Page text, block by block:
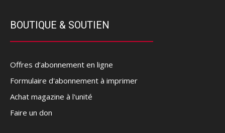
BOUTIQUE & SOUTIEN
Offres d’abonnement en ligne
Formulaire d'abonnement à imprimer
Achat magazine à l'unité
Faire un don